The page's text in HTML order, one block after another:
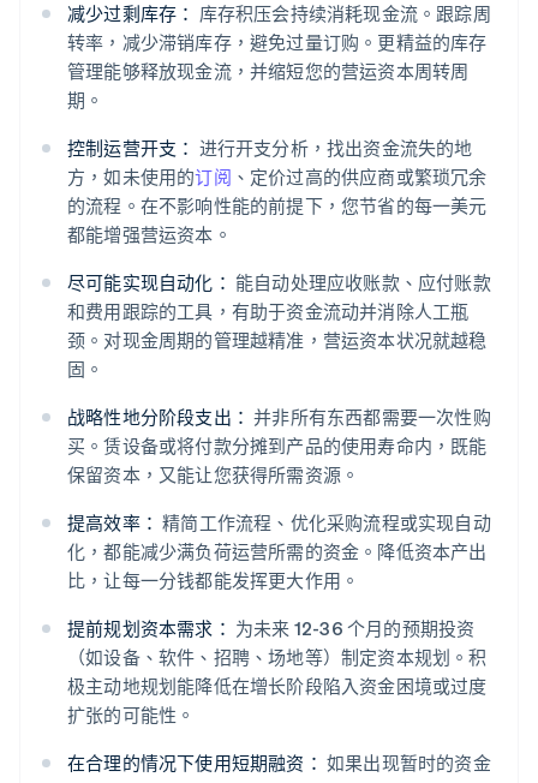
减少过剩库存： 库存积压会持续消耗现金流。跟踪周
转率，减少滞销库存，避免过量订购。更精益的库存
管理能够释放现金流，并缩短您的营运资本周转周
期。
控制运营开支： 进行开支分析，找出资金流失的地
方，如未使用的订阅 、定价过高的供应商或繁琐冗余
的流程。在不影响性能的前提下，您节省的每一美元
都能增强营运资本。
尽可能实现自动化： 能自动处理应收账款、应付账款
和费用跟踪的工具，有助于资金流动并消除人工瓶
颈。对现金周期的管理越精准，营运资本状况就越稳
固。
战略性地分阶段支出： 并非所有东西都需要一次性购
买。赁设备或将付款分摊到产品的使用寿命内，既能
保留资本，又能让您获得所需资源。
提高效率： 精简工作流程、优化采购流程或实现自动
化，都能减少满负荷运营所需的资金。降低资本产出
比，让每一分钱都能发挥更大作用。
提前规划资本需求： 为未来 12-36 个月的预期投资
（如设备、软件、招聘、场地等）制定资本规划。积
极主动地规划能降低在增长阶段陷入资金困境或过度
扩张的可能性。
在合理的情况下使用短期融资： 如果出现暂时的资金
阿联酋
English
爱尔兰
爱沙尼亚